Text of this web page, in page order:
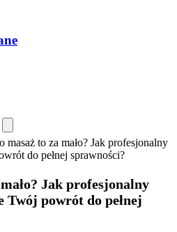
masaż to za mało? Jak profesjonalny
do pełnej sprawności?
Jak profesjonalny
powrót do pełnej